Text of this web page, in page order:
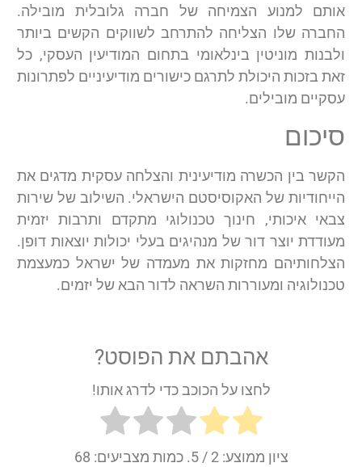
אותם למנוע הצמיחה של חברה גלובלית מובילה.
החברה שלו הצליחה להתרחב לשווקים הקשים ביותר
ולבנות מוניטין בינלאומי בתחום המודיעין העסקי, כל
זאת בזכות היכולת לתרגם כישורים מודיעיניים לפתרונות
עסקיים מובילים.
סיכום
הקשר בין הכשרה מודיעינית והצלחה עסקית מדגים את
הייחודיות של האקוסיסטם הישראלי. השילוב של שירות
צבאי איכותי, חינוך טכנולוגי מתקדם ותרבות יזמית
מעודדת יוצר דור של מנהיגים בעלי יכולות יוצאות דופן.
הצלחותיהם מחזקות את מעמדה של ישראל כמעצמת
טכנולוגיה ומעוררות השראה לדור הבא של יזמים.
אהבתם את הפוסט?
לחצו על הכוכב כדי לדרג אותו!
ציון ממוצע:2 / 5. כמות מצביעים: 68